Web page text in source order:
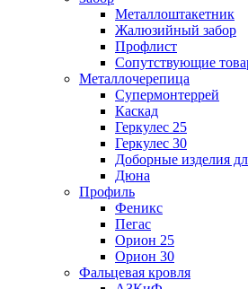
Металлоштакетник
Жалюзийный забор
Профлист
Сопутствующие
Металлочерепица
Супермонтеррей
Каскад
Геркулес 25
Геркулес 30
Доборные изделия
Дюна
Профиль
Феникс
Пегас
Орион 25
Орион 30
Фальцевая кровля